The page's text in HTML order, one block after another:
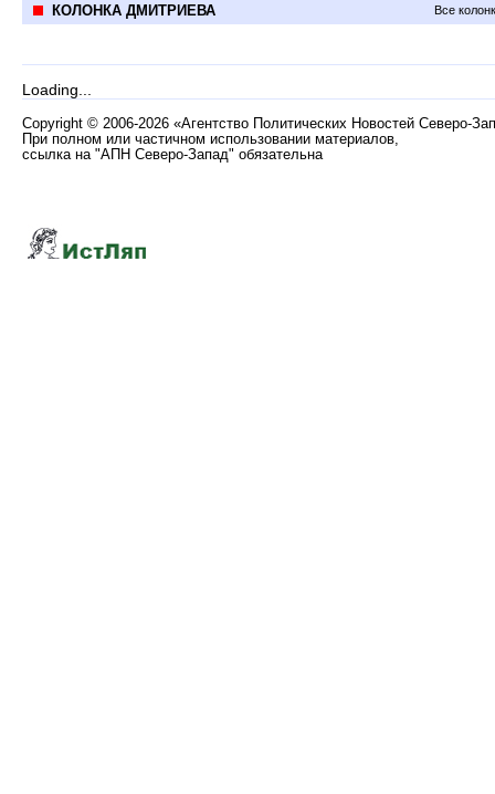
КОЛОНКА ДМИТРИЕВА Все
Loading...
Copyright © 2006-2026 «Агентство Политических Новостей Северо-
При полном или частичном использовании материалов,
ссылка на "АПН Северо-Запад" обязательна